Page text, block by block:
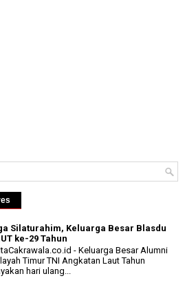
Silaturahim, Keluarga Besar Blasdu
ke-29 Tahun
- Keluarga Besar Alumni
Timur TNI Angkatan Laut Tahun
hari ulang...